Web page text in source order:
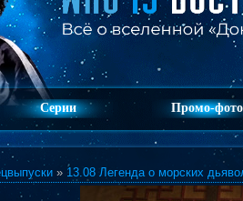
Серии Промо-фото
» 13.08 Легенда о морских